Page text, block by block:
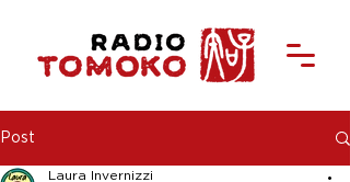
Post
Laura Invernizzi